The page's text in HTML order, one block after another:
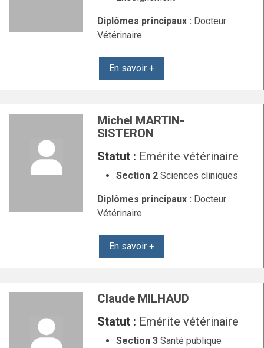
Diplômes principaux : Docteur
Vétérinaire
En savoir +
Michel MARTIN-
SISTERON
Statut : Emérite vétérinaire
Section 2Sciences cliniques
Diplômes principaux : Docteur
Vétérinaire
En savoir +
Claude MILHAUD
Statut : Emérite vétérinaire
Section 3Santé publique